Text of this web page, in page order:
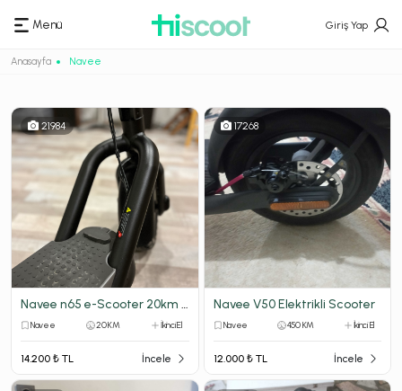
Menü Giriş Yap
Anasayfa Navee
21984
Navee n65 e-Scooter 20km de aksesuarlı
Navee 20 KM İkinci El
14.200 ₺ TL İncele
17268
Navee V50 Elektrikli Scooter
Navee 450 KM İkinci El
12.000 ₺ TL İncele